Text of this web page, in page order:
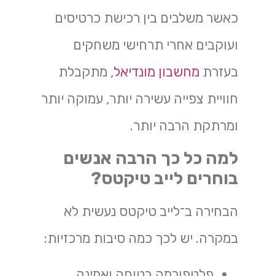
כאשר משלבים בין רכישת כרטיסים
ועוקבים אחרי תרחישי משחקים
בעזרת מחשבון מונדיאל, מתקבלת
חוויית צפייה עשירה יותר, עמוקה יותר
ומרתקת הרבה יותר.
למה כל כך הרבה אנשים
בוחרים לייב טיקטס?
הבחירה ב־לייב טיקטס נעשית לא
במקרה. יש לכך כמה סיבות מרכזיות: